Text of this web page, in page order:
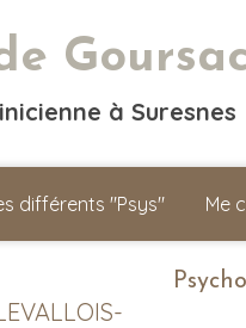
à Suresnes
différents "Psys" Me